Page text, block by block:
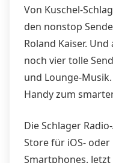
Von Kuschel-
den nonstop
Roland Kaiser.
noch vier tolle
und Lounge-
Handy zum
Die Schlager
Store für iOS-
Smartphones.